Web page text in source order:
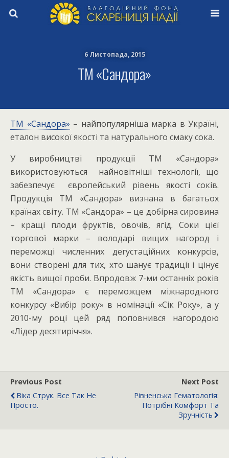
6 Листопада, 2015
ТМ «Сандора»
ТМ «Сандора» – найпопулярніша марка в Україні,
еталон високої якості та натурального смаку сока.
У виробництві продукції ТМ «Сандора»
використовуються найновітніші технології, що
забезпечує європейський рівень якості соків.
Продукція ТМ «Сандора» визнана в багатьох
країнах світу. ТМ «Сандора» – це добірна сировина
– кращі плоди фруктів, овочів, ягід. Соки цієї
торгової марки – володарі вищих нагород і
переможці численних дегустаційних конкурсів,
вони створені для тих, хто шанує традиції і цінує
якість вищої проби. Впродовж 7-ми останніх років
ТМ «Сандора» є переможцем міжнародного
конкурсу «Вибір року» в номінації «Сік Року», а у
2010-му році цей ряд поповнився нагородою
«Лідер десятиріччя».
Previous Post
Віка Струк. Все Так Не
Просто.
Next Post
Рівненська Гематологія:
Потрібні Комфорт Та
Зручність